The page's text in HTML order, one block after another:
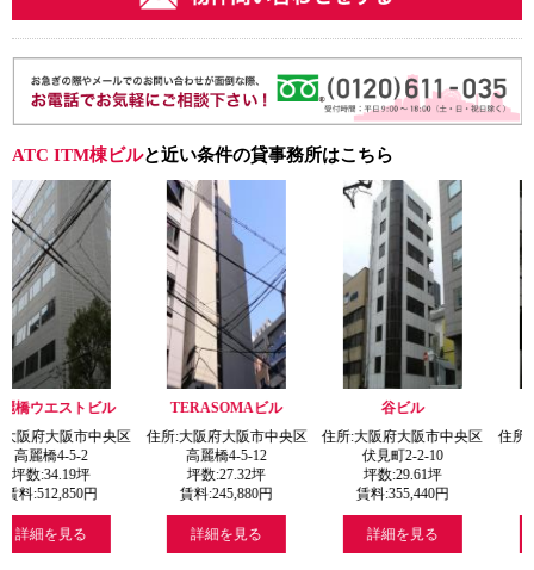
ATC ITM棟ビルと近い条件の貸事務所はこちら
ル
央区
TERASOMAビル
住所:大阪府大阪市中央区
賃料:
円
住所:大阪府大阪市中央区
賃料:
住所:大阪府大阪市
賃料: